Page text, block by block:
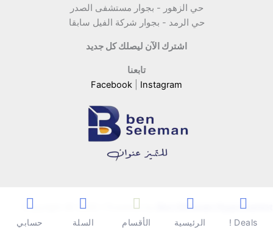
حي الزهور - بجوار مستشفى الصدر
حي الرمد - بجوار شركة الفيل سابقا
اشترك الآن ليصلك كل جديد
تابعنا
Facebook
Instagram
Copyright © 2026 | Powered by Ben Seleman Hypermarket
Deals ! الرئيسية الأقسام السلة حسابي